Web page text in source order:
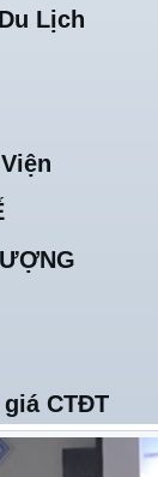
Lịch
CTĐT